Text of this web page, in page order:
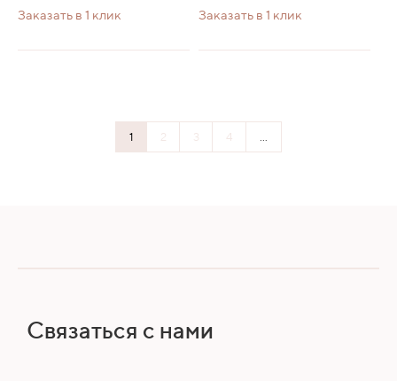
Заказать в 1 клик Заказать в 1 клик
1 2 3 4
Связаться с нами